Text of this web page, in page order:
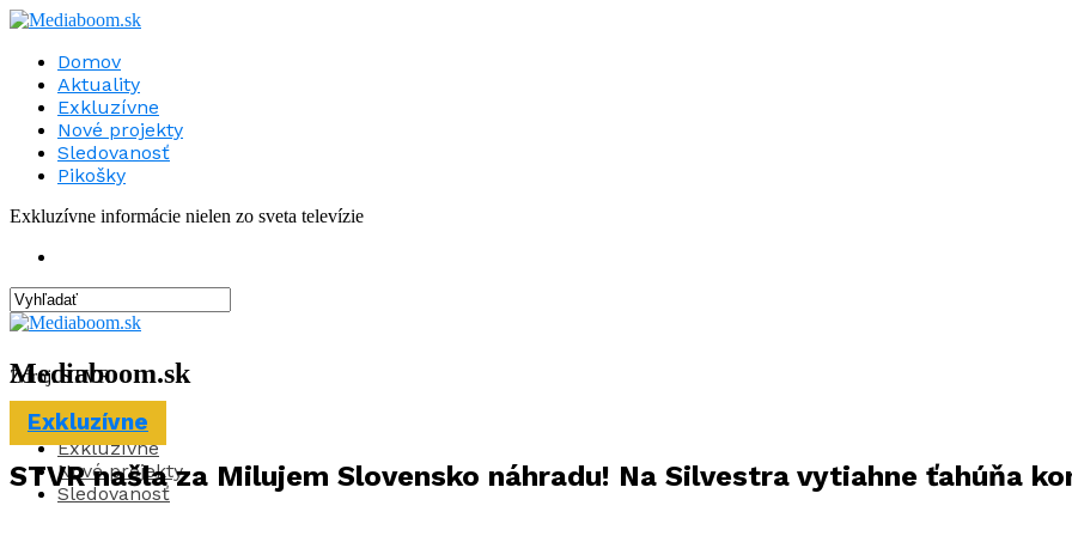
Domov
Aktuality
Exkluzívne
Nové projekty
Sledovanosť
Pikošky
Exkluzívne informácie nielen zo sveta televízie
Mediaboom.sk
Aktuality
Exkluzívne
Nové projekty
Sledovanosť
Zdroj: STVR
Exkluzívne
STVR našla za Milujem Slovensko náhradu! Na Silvestra vytiahne ťahúňa